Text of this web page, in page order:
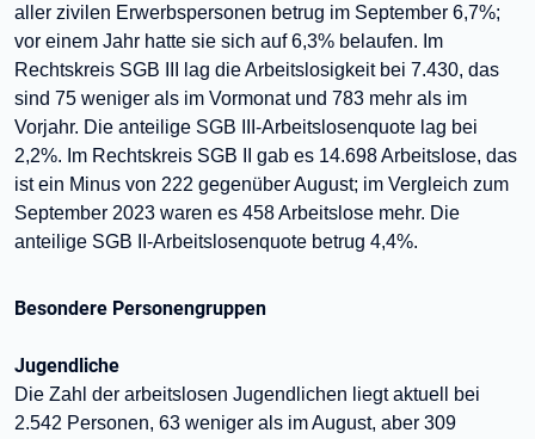
aller zivilen Erwerbspersonen betrug im September 6,7%;
vor einem Jahr hatte sie sich auf 6,3% belaufen. Im
Rechtskreis SGB III lag die Arbeitslosigkeit bei 7.430, das
sind 75 weniger als im Vormonat und 783 mehr als im
Vorjahr. Die anteilige SGB III-Arbeitslosenquote lag bei
2,2%. Im Rechtskreis SGB II gab es 14.698 Arbeitslose, das
ist ein Minus von 222 gegenüber August; im Vergleich zum
September 2023 waren es 458 Arbeitslose mehr. Die
anteilige SGB II-Arbeitslosenquote betrug 4,4%.
Besondere Personengruppen
Jugendliche
Die Zahl der arbeitslosen Jugendlichen liegt aktuell bei
2.542 Personen, 63 weniger als im August, aber 309